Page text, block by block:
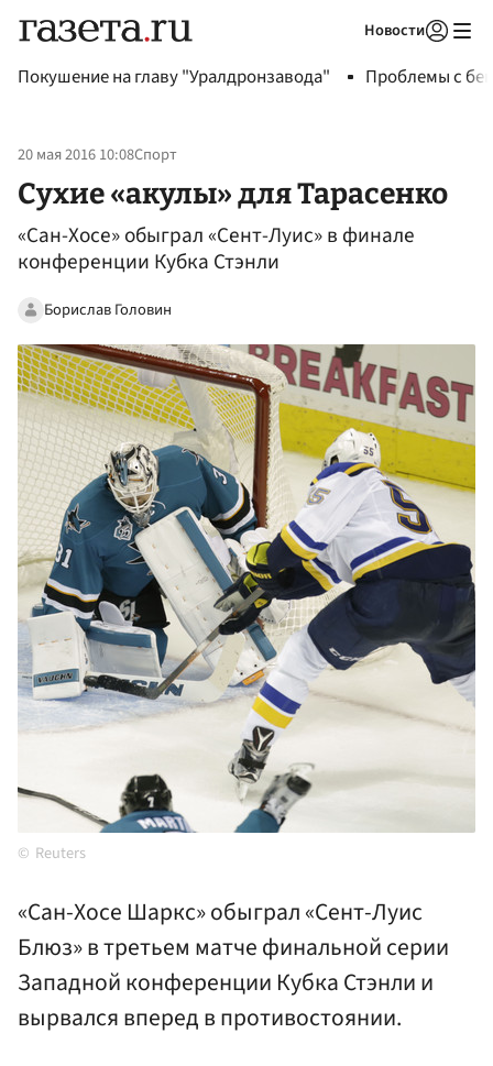
Новости
Покушение на главу "Уралдронзавода" Проблемы с
20 мая 2016 10:08Спорт
Сухие «акулы» для Тарасенко
«Сан-Хосе» обыграл «Сент-Луис» в финале
конференции Кубка Стэнли
Борислав Головин
Reuters
«Сан-Хосе Шаркс» обыграл «Сент-Луис
Блюз» в третьем матче финальной серии
Западной конференции Кубка Стэнли и
вырвался вперед в противостоянии.